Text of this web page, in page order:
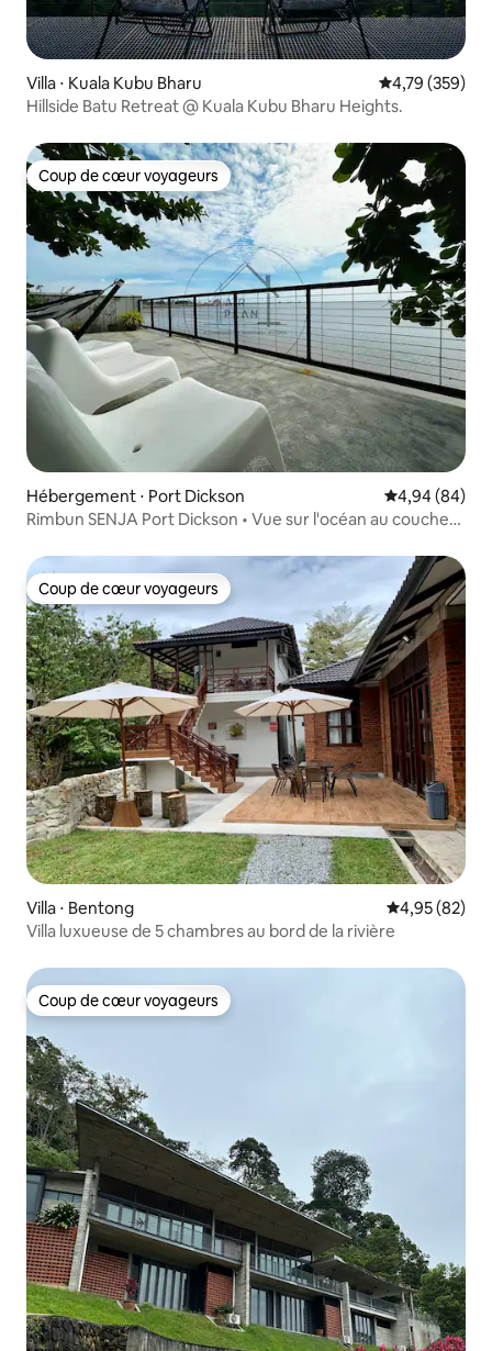
Villa ⋅ Kuala Kubu Bharu Évaluation
4,79 (359)
Hillside Batu Retreat @ Kuala Kubu Bharu Heights.
Coup de cœur voyageurs
Coup de cœur voyageurs
Hébergement ⋅ Port Dickson Évaluation
4,94 (84)
Rimbun SENJA Port Dickson • Vue sur l'océan au coucher
Coup de cœur voyageurs
Coup de cœur voyageurs
Villa ⋅ Bentong Évaluation
4,95 (82)
Villa luxueuse de 5 chambres au bord de la rivière
Coup de cœur voyageurs
Coup de cœur voyageurs